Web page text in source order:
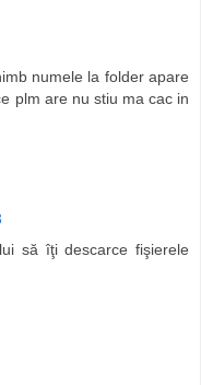
numele la folder apare
plm are nu stiu ma cac in
să îţi descarce fişierele